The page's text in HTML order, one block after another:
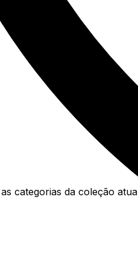
categorias da coleção